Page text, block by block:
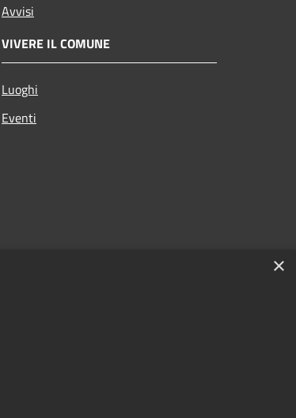
Avvisi
VIVERE IL COMUNE
Luoghi
Eventi
×